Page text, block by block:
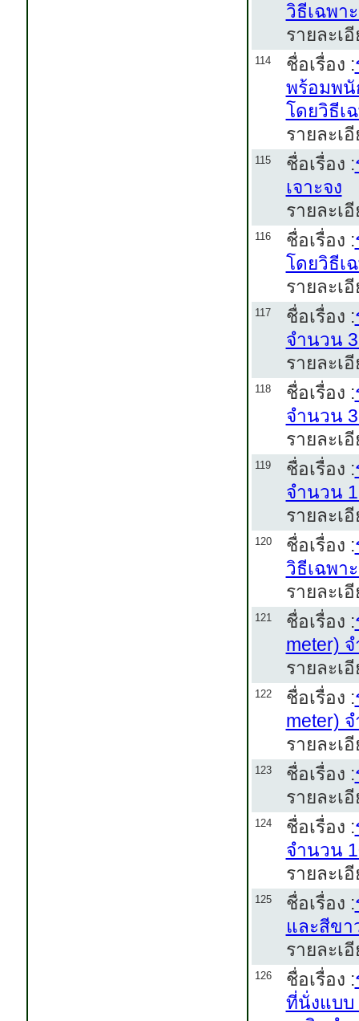
วิธีเฉพา
รายละเ
114 ชื่อเรื่อง :
พร้อมพนั
โดยวิธีเ
รายละเ
115 ชื่อเรื่อง :
เจาะจง
รายละเ
116 ชื่อเรื่อง :
โดยวิธีเ
รายละเ
117 ชื่อเรื่อง :
จำนวน 3
รายละเ
118 ชื่อเรื่อง :
จำนวน 3
รายละเ
119 ชื่อเรื่อง :
จำนวน
รายละเ
120 ชื่อเรื่อง :
วิธีเฉพา
รายละเ
121 ชื่อเรื่อง :
meter)
รายละเ
122 ชื่อเรื่อง :
meter)
รายละเ
123 ชื่อเรื่อง :
รายละเ
124 ชื่อเรื่อง :
จำนวน
รายละเ
125 ชื่อเรื่อง :
และสีขา
รายละเ
126 ชื่อเรื่อง :
ที่นั่งแบบ